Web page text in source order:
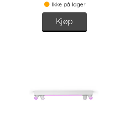
Ikke på lager
Kjøp